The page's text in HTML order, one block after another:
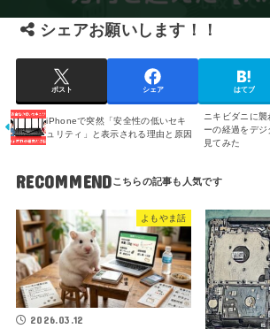
シェアお願いします！！
ポスト シェア はてブ
ニキビダニに
ーの経過をデ
見てみた
iPhoneで突然「安全性の低いセキ
ュリティ」と表示される理由と原因
RECOMMEND
よもやま話
2026.03.12